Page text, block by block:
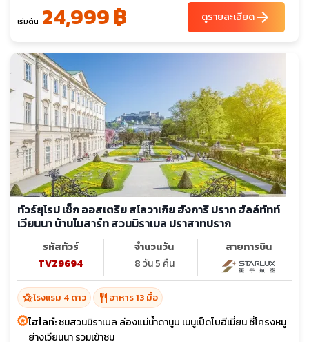
เริ่มต้น 24,999 ฿ ดูรายละเอียดarrow_forward
ทัวร์ยุโรป เช็ก ออสเตรีย สโลวาเกีย ฮังการี ปราก ฮัลล์ทัทท์
เวียนนา บ้านโมสาร์ท สวนมิราเบล ปราสาทปราก
รหัสทัวร์
TVZ9694
จำนวนวัน
8 วัน 5 คืน
สายการบิน
hotel_classโรงแรม 4 ดาว restaurant อาหาร 13 มื้อ
ไฮไลท์:ชมสวนมิราเบล ล่องแม่น้ำดานูบ เมนูเป็ดโบฮีเมี่ยน ซี่โครงหมู
ย่างเวียนนา รวมเข้าชม